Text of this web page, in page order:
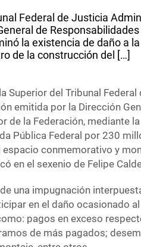
Federal de Justicia
de
la existencia de daño a
de la construcción del […]
Superior del Tribunal
emitida por la Dirección
de la Federación, mediante
Pública Federal por 230
conmemorativo y
en el sexenio de Felipe
una impugnación
en el daño ocasionado
pagos en exceso
de más pagados;